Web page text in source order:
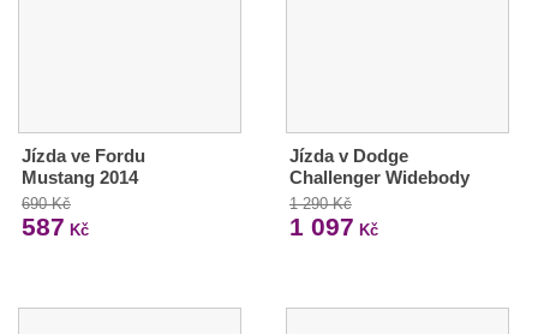
Jízda ve Fordu
Mustang 2014
690 Kč
587 Kč
Jízda v Dodge
Challenger Widebody
1 290 Kč
1 097 Kč